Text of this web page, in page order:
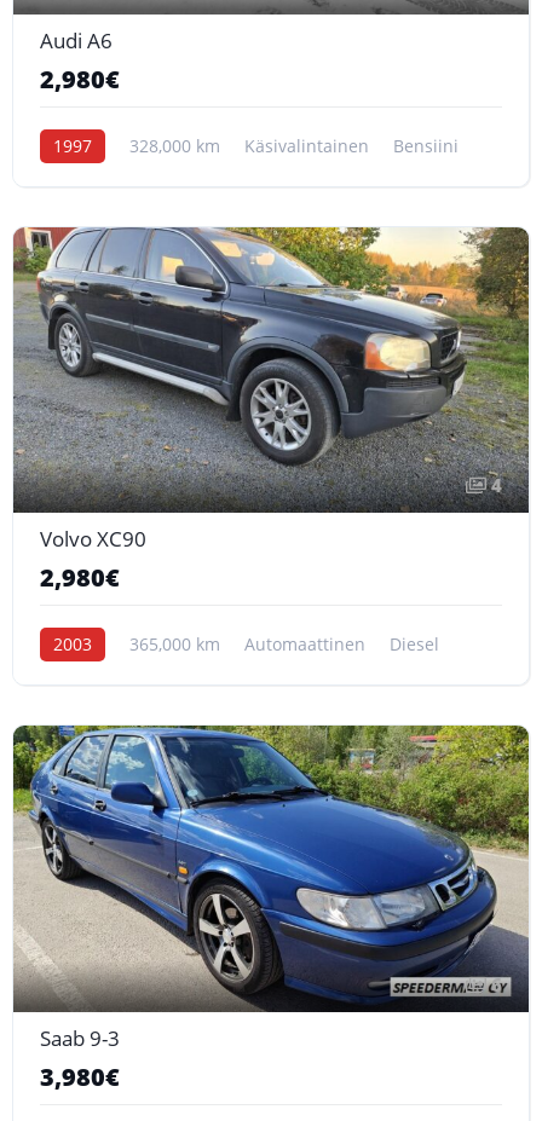
Audi A6
2,980€
1997 328,000 km Käsivalintainen Bensiini
4
Volvo XC90
2,980€
2003 365,000 km Automaattinen Diesel
6
Saab 9-3
3,980€